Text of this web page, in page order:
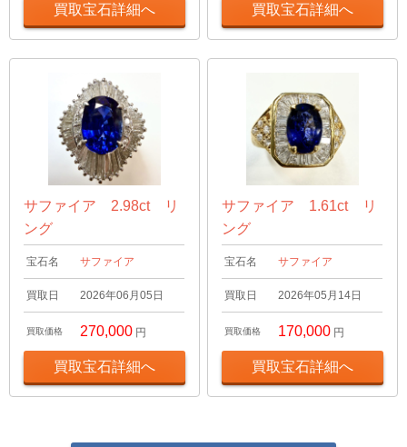
買取宝石詳細へ 買取宝石詳細へ
サファイア 2.98ct リ
ング
宝石名 サファイア
買取日 2026年06月05日
買取価格 270,000 円
買取宝石詳細へ
サファイア 1.61ct リ
ング
宝石名 サファイア
買取日 2026年05月14日
買取価格 170,000 円
買取宝石詳細へ